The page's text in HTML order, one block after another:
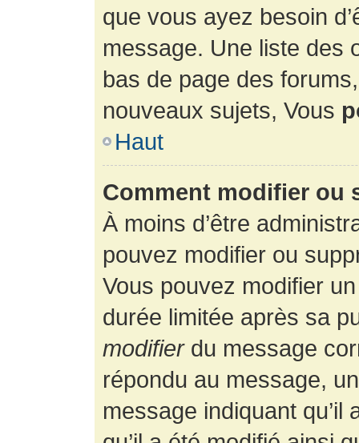
que vous ayez besoin
message. Une liste des
bas de page des
nouveaux sujets, Vous
Haut
Comment modifier ou
À moins d’être
pouvez modifier ou
Vous pouvez modifier
durée limitée après sa
modifierdu message
répondu au message,
message indiquant